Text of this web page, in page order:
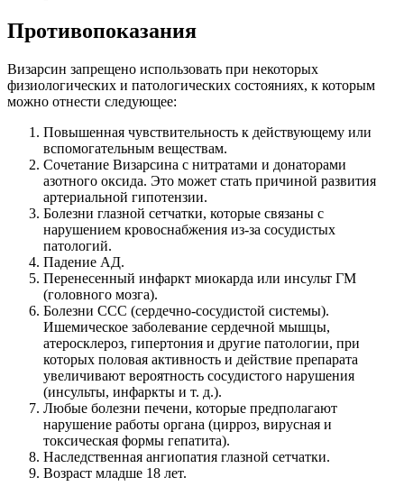
Противопоказания
Визарсин запрещено использовать при некоторых
физиологических и патологических состояниях, к которым
можно отнести следующее:
Повышенная чувствительность к действующему или
вспомогательным веществам.
Сочетание Визарсина с нитратами и донаторами
азотного оксида. Это может стать причиной развития
артериальной гипотензии.
Болезни глазной сетчатки, которые связаны с
нарушением кровоснабжения из-за сосудистых
патологий.
Падение АД.
Перенесенный инфаркт миокарда или инсульт ГМ
(головного мозга).
Болезни ССС (сердечно-сосудистой системы).
Ишемическое заболевание сердечной мышцы,
атеросклероз, гипертония и другие патологии, при
которых половая активность и действие препарата
увеличивают вероятность сосудистого нарушения
(инсульты, инфаркты и т. д.).
Любые болезни печени, которые предполагают
нарушение работы органа (цирроз, вирусная и
токсическая формы гепатита).
Наследственная ангиопатия глазной сетчатки.
Возраст младше 18 лет.